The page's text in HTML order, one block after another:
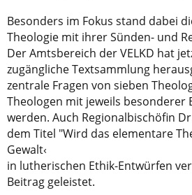
Besonders im Fokus stand dabei
Theologie mit ihrer Sünden- und
Der Amtsbereich der VELKD hat
zugängliche Textsammlung
zentrale Fragen von sieben
Theologen mit jeweils besonderer
werden. Auch Regionalbischöfin
dem Titel "Wird das elementare
Gewalt‹
in lutherischen Ethik-Entwürfen
Beitrag geleistet.